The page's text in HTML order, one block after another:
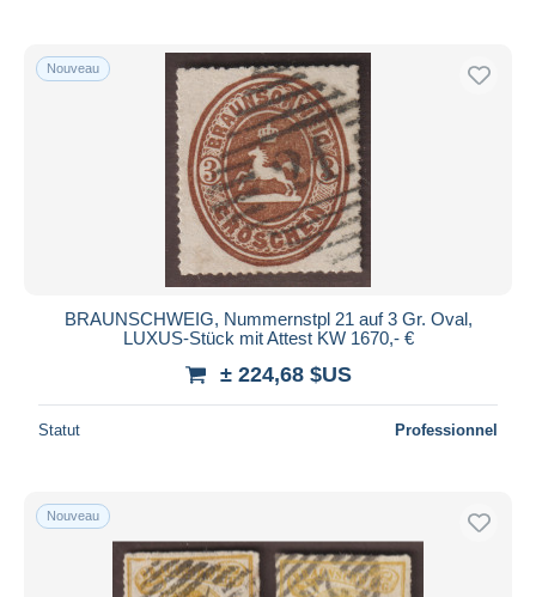
Nouveau
BRAUNSCHWEIG, Nummernstpl 21 auf 3 Gr. Oval,
LUXUS-Stück mit Attest KW 1670,- €
± 224,68 $US
Statut Professionnel
Nouveau